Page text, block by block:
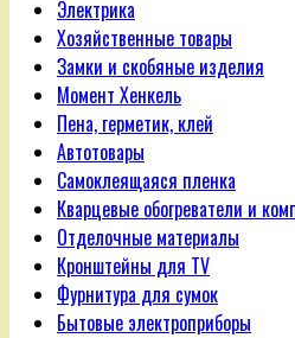
Электрика
Хозяйственные товары
Замки и скобяные изделия
Момент Хенкель
Пена, герметик, клей
Автотовары
Самоклеящаяся пленка
Кварцевые обогреватели и
Отделочные материалы
Кронштейны для TV
Фурнитура для сумок
Бытовые электроприборы